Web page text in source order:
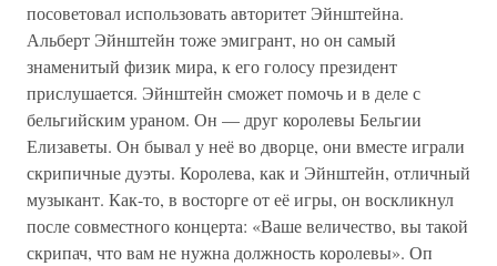
посоветовал использовать авторитет Эйнштейна.
Альберт Эйнштейн тоже эмигрант, но он самый
знаменитый физик мира, к его голосу президент
прислушается. Эйнштейн сможет помочь и в деле с
бельгийским ураном. Он — друг королевы Бельгии
Елизаветы. Он бывал у неё во дворце, они вместе играли
скрипичные дуэты. Королева, как и Эйнштейн, отличный
музыкант. Как-то, в восторге от её игры, он воскликнул
после совместного концерта: «Ваше величество, вы такой
скрипач, что вам не нужна должность королевы». Оп